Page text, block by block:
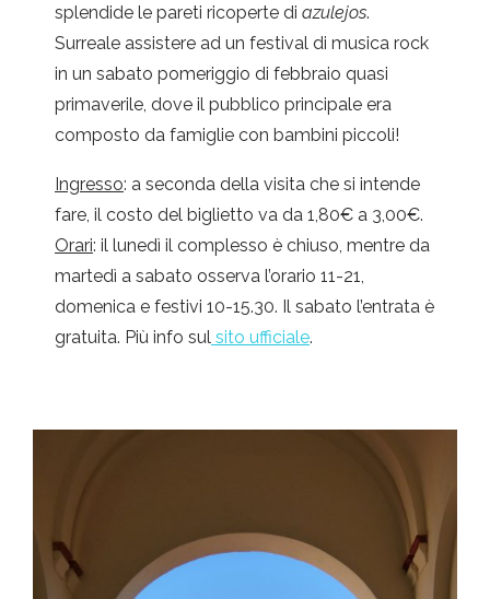
splendide le pareti ricoperte di azulejos.
Surreale assistere ad un festival di musica rock
in un sabato pomeriggio di febbraio quasi
primaverile, dove il pubblico principale era
composto da famiglie con bambini piccoli!
Ingresso: a seconda della visita che si intende
fare, il costo del biglietto va da 1,80€ a 3,00€.
Orari: il lunedì il complesso è chiuso, mentre da
martedì a sabato osserva l’orario 11-21,
domenica e festivi 10-15.30. Il sabato l’entrata è
gratuita. Più info sul sito ufficiale.